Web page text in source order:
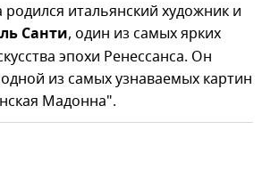
родился итальянский художник и
Санти, один из самых ярких
эпохи Ренессанса. Он
из самых узнаваемых картин
Мадонна".